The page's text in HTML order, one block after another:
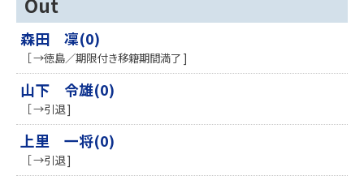
Out
森田 凜(0)
［ →徳島／期限付き移籍期間満了 ]
山下 令雄(0)
［ →引退 ]
上里 一将(0)
［ →引退 ]